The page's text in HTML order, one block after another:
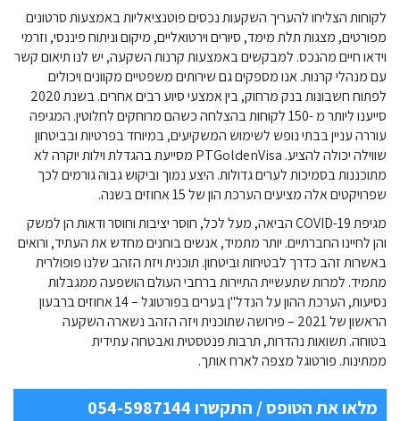
לקוחות הצליחו להעריך השקעות נכסים פוטנציאליות באמצעות סרטונים
מפורטים, מצגות תלת מימד, סיורים וירטואליים, מיקום וניתוח פיננסי, וזרמי
וידאו חיים מהנכס. למבקשים באמצעות קרנות השקעה, יש לנו תיאום קשר
עם מנהלי קרנות. אנו מספקים גם שירותים משפטיים מקוונים ויכולים
לפתוח חשבונות בנק מרחוק, בין אמצעי סיוע רבים אחרים. בשנת 2020
סייענו ליותר מ -150 לקוחות בהצלחה כשהם מרוחקים לחלוטין. המגיפה
עוררה עניין בבתי נופש לשימוש המשקיעים, במיוחד בפרטיות ובביטחון
שווילה יכולה להציע. PTGoldenVisa מסייעת בהגדלת וילות יוקרה לא
מתוכננות בסמיכות לערים גדולות. היצע נמוך וביקוש גבוה גורמים לכך
שפרויקטים אלה מציעים הערכת הון של 15 אחוזים בשנה.
מגיפת COVID-19 הביאה, מעל לכל, חוסר יציבות וחוסר ודאות הן למשק
והן לחיינו החברתיים. יותר מתמיד, אנשים בוחנים מחדש את העתיד, ורואים
באשרות זהב כדרך לבטיחות וביטחון. תוכנית ויזת הזהב שלנו פופולרית
מתמיד. למרות שתעשיית התיירות ברחבי העולם הושפעה ממגבלות
נסיעות, הערכת ההון על הנדל"ן בערים בפורטוגל – 14 אחוזים ברבעון
הראשון של 2021 – פירושה שתוכנית ויזה הזהב נשארה השקעה
בטוחה. תשואות נהדרות, תרבות פנטסטית ואבטחה עתידית
ממתינות. פורטוגל מצפה לארח אותך.
מלאו את הטופס / התקשרו 054-5987144